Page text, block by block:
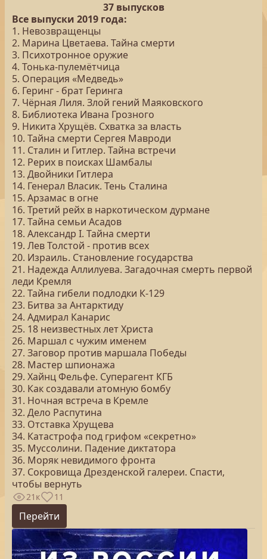
37 выпусков
Все выпуски 2019 года:
1. Невозвращенцы
2. Марина Цветаева. Тайна смерти
3. Психотронное оружие
4. Тонька-пулемётчица
5. Операция «Медведь»
6. Геринг - брат Геринга
7. Чёрная Лиля. Злой гений Маяковского
8. Библиотека Ивана Грозного
9. Никита Хрущёв. Схватка за власть
10. Тайна смерти Сергея Мавроди
11. Сталин и Гитлер. Тайна встречи
12. Рерих в поисках Шамбалы
13. Двойники Гитлера
14. Генерал Власик. Тень Сталина
15. Арзамас в огне
16. Третий рейх в наркотическом дурмане
17. Тайна семьи Асадов
18. Александр I. Тайна смерти
19. Лев Толстой - против всех
20. Израиль. Становление государства
21. Надежда Аллилуева. Загадочная смерть первой
леди Кремля
22. Тайна гибели подлодки К-129
23. Битва за Антарктиду
24. Адмирал Канарис
25. 18 неизвестных лет Христа
26. Маршал с чужим именем
27. Заговор против маршала Победы
28. Мастер шпионажа
29. Хайнц Фельфе. Суперагент КГБ
30. Как создавали атомную бомбу
31. Ночная встреча в Кремле
32. Дело Распутина
33. Отставка Хрущева
34. Катастрофа под грифом «секретно»
35. Муссолини. Падение диктатора
36. Моряк невидимого фронта
37. Сокровища Дрезденской галереи. Спасти,
чтобы вернуть
21к 11
Перейти